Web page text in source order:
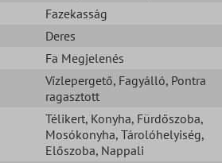
Fazekasság
Deres
Fa Megjelenés
Vízlepergető, Fagyálló, Pontra
ragasztott
Télikert, Konyha, Fürdőszoba,
Mosókonyha, Tárolóhelyiség,
Előszoba, Nappali